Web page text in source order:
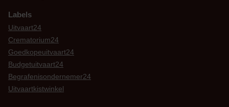
Labels
Uitvaart24
Crematorium24
Goedkopeuitvaart24
Budgetuitvaart24
Begrafenisondernemer24
Uitvaartkistwinkel